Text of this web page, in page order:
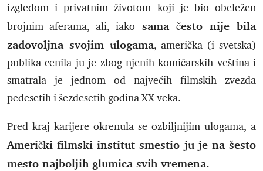
izgledom i privatnim životom koji je bio obeležen
brojnim aferama, ali, iako sama često nije bila
zadovoljna svojim ulogama, američka (i svetska)
publika cenila ju je zbog njenih komičarskih veština i
smatrala je jednom od najvećih filmskih zvezda
pedesetih i šezdesetih godina XX veka.
Pred kraj karijere okrenula se ozbiljnijim ulogama, a
Američki filmski institut smestio ju je na šesto
mesto najboljih glumica svih vremena.